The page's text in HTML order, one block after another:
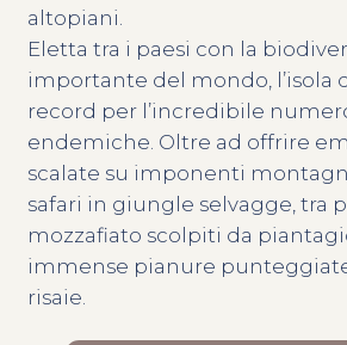
altopiani.
Eletta tra i paesi con la
importante del mondo, l’isola
record per l’incredibile
endemiche. Oltre ad offrire
scalate su imponenti
safari in giungle selvagge, tra
mozzafiato scolpiti da
immense pianure
risaie.